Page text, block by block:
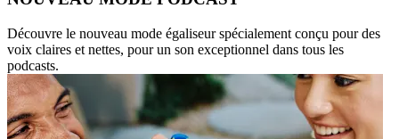
Découvre le nouveau mode égaliseur spécialement conçu pour des
voix claires et nettes, pour un son exceptionnel dans tous les
podcasts.